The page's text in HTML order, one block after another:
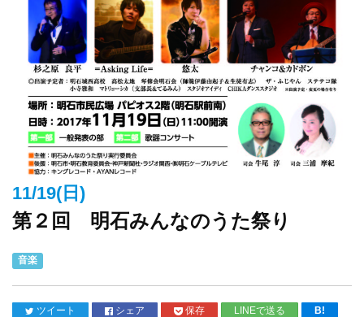
11/19(日)
第２回 明石みんなのうた祭り
音楽
ツイート シェア 保存 LINEで送る B!